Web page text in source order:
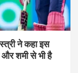
ने कहा इस
और शमी से भी है